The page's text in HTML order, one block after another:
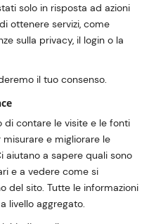
solo in risposta ad azioni
ottenere servizi, come
sulla privacy, il login o la
il tuo consenso.
contare le visite e le fonti
e migliorare le
aiutano a sapere quali sono
e a vedere come si
del sito. Tutte le informazioni
livello aggregato.